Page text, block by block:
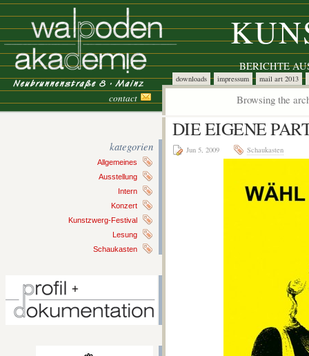
BERICHTE
downloads impressum mail art 2013
contact Browsing the
kategorien
Allgemeines
Ausstellung
Intern
Konzert
Kunstzwerg-Festival
Lesung
Schaukasten
DIE EIGENE
Jun 5, 2009 Schaukasten